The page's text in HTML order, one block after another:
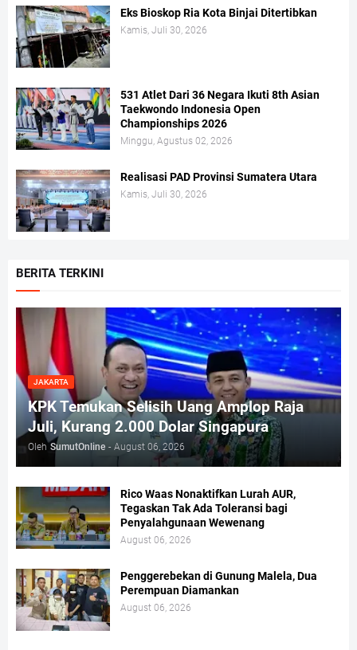
Eks Bioskop Ria Kota Binjai Ditertibkan
Kamis, Juli 30, 2026
531 Atlet Dari 36 Negara Ikuti 8th Asian
Taekwondo Indonesia Open
Championships 2026
Minggu, Agustus 02, 2026
Realisasi PAD Provinsi Sumatera Utara
Kamis, Juli 30, 2026
BERITA TERKINI
JAKARTA
KPK Temukan Selisih Uang Amplop Raja
Juli, Kurang 2.000 Dolar Singapura
Oleh SumutOnline - August 06, 2026
Rico Waas Nonaktifkan Lurah AUR,
Tegaskan Tak Ada Toleransi bagi
Penyalahgunaan Wewenang
August 06, 2026
Penggerebekan di Gunung Malela, Dua
Perempuan Diamankan
August 06, 2026